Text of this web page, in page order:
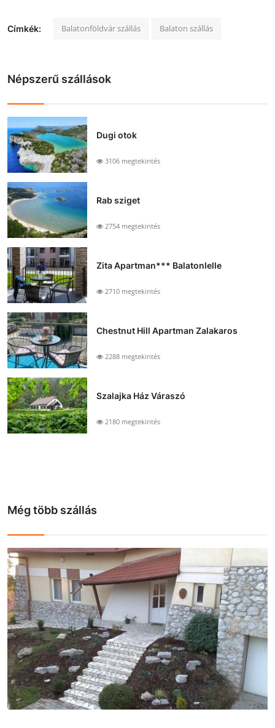
Címkék: Balatonföldvár szállás Balaton szállás
Népszerű szállások
Dugi otok
3106 megtekintés
Rab sziget
2754 megtekintés
Zita Apartman*** Balatonlelle
2710 megtekintés
Chestnut Hill Apartman Zalakaros
2288 megtekintés
Szalajka Ház Váraszó
2180 megtekintés
Még több szállás